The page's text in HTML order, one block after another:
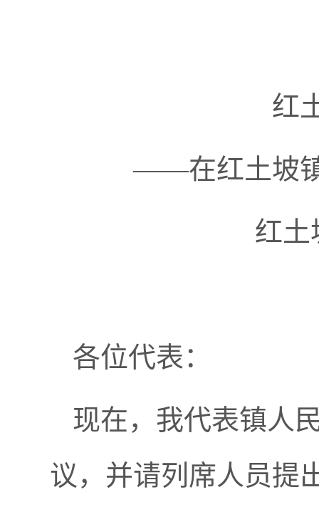
红
——在红土坡
红土
各位代表：
现在，我代表镇人
议，并请列席人员提